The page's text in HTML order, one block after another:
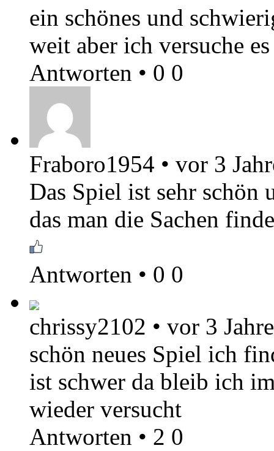
ein schönes und
weit aber ich versuche
Antworten • 0 0
Fraboro1954 • vor 3
Das Spiel ist sehr schön
das man die Sachen
Antworten • 0 0
chrissy2102 • vor 3
schön neues Spiel ich
ist schwer da bleib ich
wieder versucht
Antworten • 2 0